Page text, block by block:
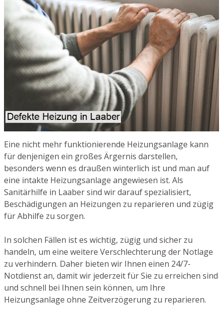
Eine nicht mehr funktionierende Heizungsanlage kann
für denjenigen ein großes Ärgernis darstellen,
besonders wenn es draußen winterlich ist und man auf
eine intakte Heizungsanlage angewiesen ist. Als
Sanitärhilfe in Laaber sind wir darauf spezialisiert,
Beschädigungen an Heizungen zu reparieren und zügig
für Abhilfe zu sorgen.
In solchen Fällen ist es wichtig, zügig und sicher zu
handeln, um eine weitere Verschlechterung der Notlage
zu verhindern. Daher bieten wir Ihnen einen 24/7-
Notdienst an, damit wir jederzeit für Sie zu erreichen sind
und schnell bei Ihnen sein können, um Ihre
Heizungsanlage ohne Zeitverzögerung zu reparieren.